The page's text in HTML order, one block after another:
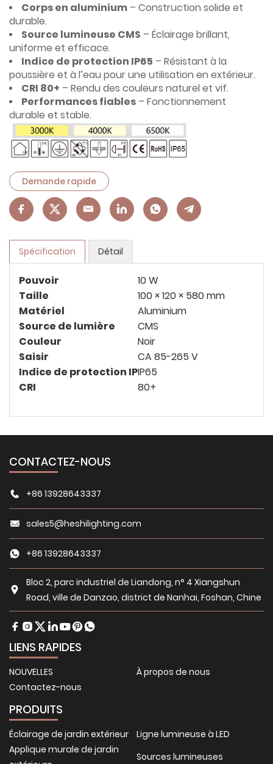
Corps en aluminium – Construction solide et
durable.
Source lumineuse CMS – Éclairage brillant,
uniforme et efficace.
Indice de protection IP65 – Résistant à la
poussière et à l’eau pour une utilisation en extérieur.
CRI 80+ – Rendu des couleurs naturel et vif.
Performances fiables – Fonctionnement
durable et stable.
Demande rapide
Spécification Détail
Pouvoir
10 W
Taille
100 × 120 × 580 mm
Matériel
Aluminium
Source de lumière
CMS
Couleur
Noir
Saisir
CA 85-265 V
Indice de protection IPIP65
CRI
80+
CONTACTEZ-NOUS
+86 13928643337
sales5@heshilighting.com
+86 13928643337
Bloc 2, parc industriel de Liandong, n° 4 Xiangshun
Road, ville de Danzao, district de Nanhai, Foshan, Chine
LIENS RAPIDES
NOUVELLES
À propos de nous
Contactez-nous
PRODUITS
Éclairage de jardin extérieur
Ligne lumineuse à LED
Applique murale de jardin
Sources lumineuses